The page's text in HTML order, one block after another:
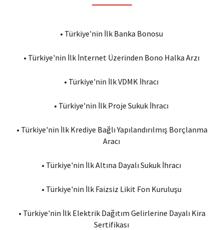
• Türkiye'nin İlk Banka Bonosu
• Türkiye'nin İlk İnternet Üzerinden Bono Halka Arzı
• Türkiye'nin İlk VDMK İhracı
• Türkiye'nin İlk Proje Sukuk İhracı
• Türkiye'nin İlk Krediye Bağlı Yapılandırılmış Borçlanma
Aracı
• Türkiye'nin İlk Altına Dayalı Sukuk İhracı
• Türkiye'nin İlk Faizsiz Likit Fon Kuruluşu
• Türkiye'nin İlk Elektrik Dağıtım Gelirlerine Dayalı Kira
Sertifikası